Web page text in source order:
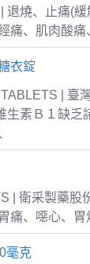
退燒、止痛(
痛、肌肉酸痛
衣錠
| 臺
生素Ｂ１缺乏
| 衛采製藥股
痛、噁心、
毫克